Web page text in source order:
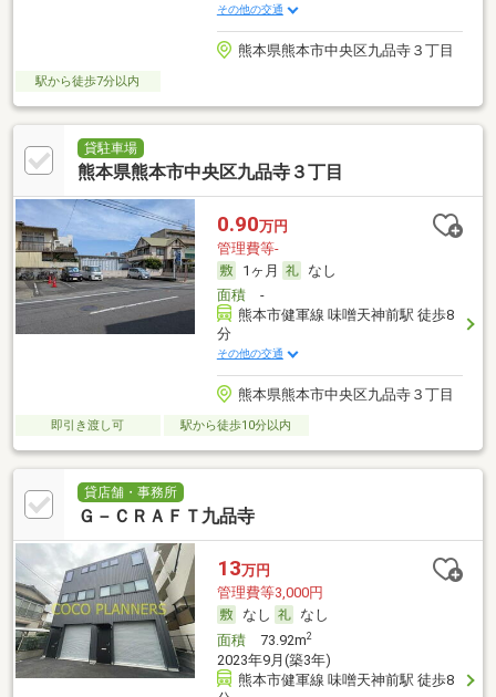
その他の交通
熊本県熊本市中央区九品寺３丁目
駅から徒歩7分以内
貸駐車場
熊本県熊本市中央区九品寺３丁目
0.90万円
管理費等-
1ヶ月
なし
面積-
熊本市健軍線 味噌天神前駅 徒歩8
分
その他の交通
熊本県熊本市中央区九品寺３丁目
即引き渡し可 駅から徒歩10分以内
貸店舗・事務所
Ｇ－ＣＲＡＦＴ九品寺
13万円
管理費等3,000円
なし
なし
面積73.92m2
2023年9月(築3年)
熊本市健軍線 味噌天神前駅 徒歩8